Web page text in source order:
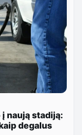
naują stadiją:
degalus